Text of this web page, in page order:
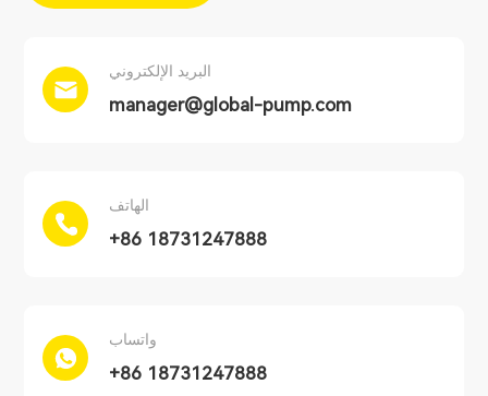
البريد الإلكتروني
manager@global-pump.com
الهاتف
+86 18731247888
واتساب
+86 18731247888